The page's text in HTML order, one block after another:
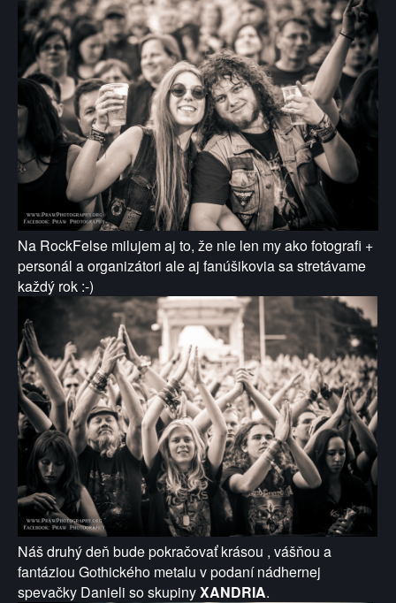
Na RockFelse milujem aj to, že nie len my ako fotografi +
personál a organizátori ale aj fanúšikovia sa stretávame
každý rok :-)
Náš druhý deň bude pokračovať krásou , vášňou a
fantáziou Gothického metalu v podaní nádhernej
spevačky Danieli so skupinyXANDRIA.